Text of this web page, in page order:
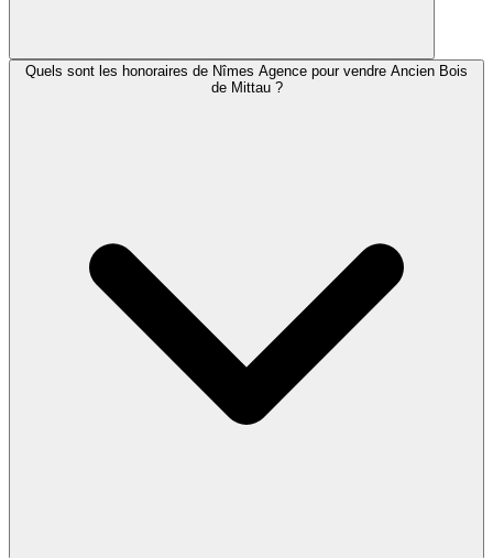
Quels sont les honoraires de Nîmes Agence pour vendre Ancien Bois
de Mittau ?